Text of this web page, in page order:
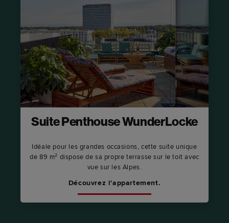
Suite Penthouse WunderLocke
Idéale pour les grandes occasions, cette suite unique
de 89 m² dispose de sa propre terrasse sur le toit avec
vue sur les Alpes.
Découvrez l'appartement.